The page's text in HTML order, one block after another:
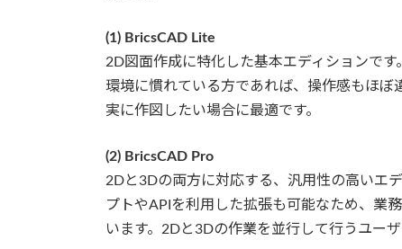
(1) BricsCAD Lite
2D図面作成に特化した基本エディションで
環境に慣れている方であれば、操作感もほぼ
実に作図したい場合に最適です。
(2) BricsCAD Pro
2Dと3Dの両方に対応する、汎用性の高いエ
プトやAPIを利用した拡張も可能なため、業
います。2Dと3Dの作業を並行して行うユー